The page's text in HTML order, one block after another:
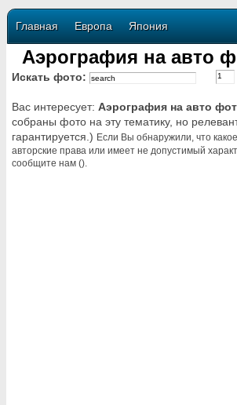
Главная Европа Япония
Аэрография на авто
Искать фото:
Вас интересует: Аэрография на авто
собраны фото на эту тематику, но
гарантируется.) Если Вы обнаружили, что
авторские права или имеет не допустимый
сообщите нам ().